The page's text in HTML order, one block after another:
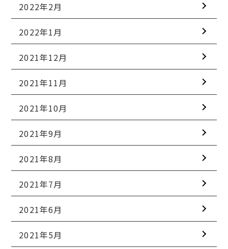
2022年2月
2022年1月
2021年12月
2021年11月
2021年10月
2021年9月
2021年8月
2021年7月
2021年6月
2021年5月